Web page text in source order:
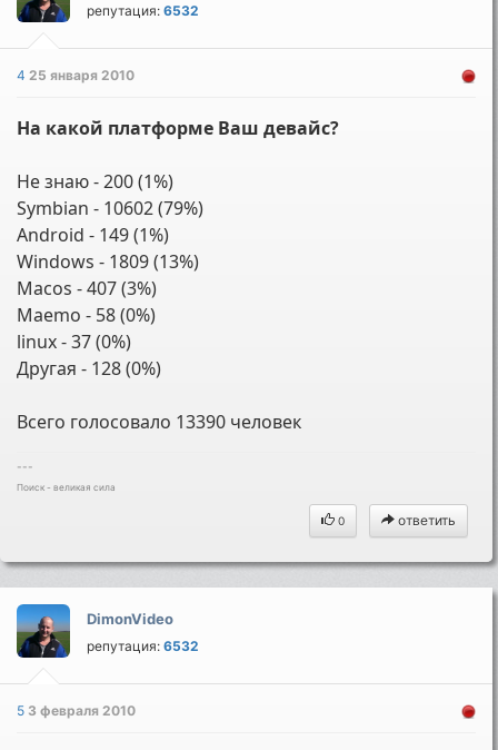
репутация:6532
425 января 2010
На какой платформе Ваш девайс?
Не знаю - 200 (1%)
Symbian - 10602 (79%)
Android - 149 (1%)
Windows - 1809 (13%)
Macos - 407 (3%)
Maemo - 58 (0%)
linux - 37 (0%)
Другая - 128 (0%)
Всего голосовало 13390 человек
---
Поиск - великая сила
0 ответить
DimonVideo
репутация:6532
5 3 февраля 2010